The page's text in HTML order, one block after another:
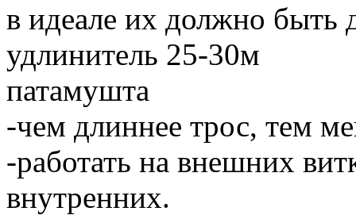
в идеале их должно быть
удлинитель 25-30м
патамушта
-чем длиннее трос, тем
-работать на внешних
внутренних.